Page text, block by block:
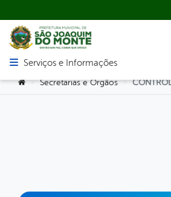
Abrir menu principal de navegação
Serviços e Informações
Você está aqui:
> Secretarias e Orgãos >